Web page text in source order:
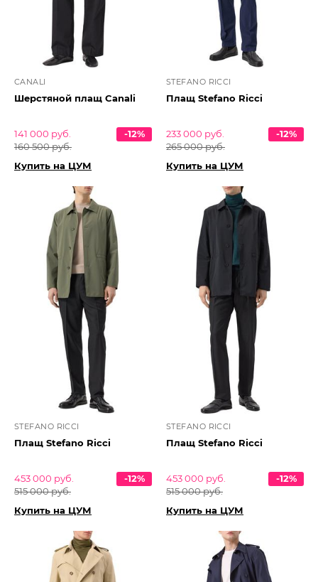
CANALI
Шерстяной плащ Canali
141 000 руб.
160 500 руб.
-12%
Купить на ЦУМ
STEFANO RICCI
Плащ Stefano Ricci
233 000 руб.
265 000 руб.
-12%
Купить на ЦУМ
STEFANO RICCI
Плащ Stefano Ricci
453 000 руб.
515 000 руб.
-12%
Купить на ЦУМ
STEFANO RICCI
Плащ Stefano Ricci
453 000 руб.
515 000 руб.
-12%
Купить на ЦУМ